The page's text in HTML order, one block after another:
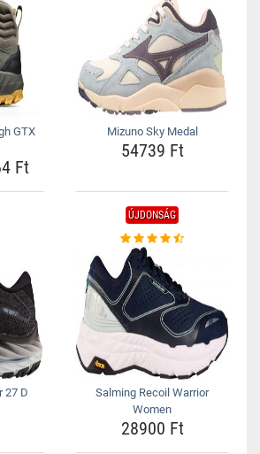
GTX
Ft
Mizuno Sky Medal
54739 Ft
27 D
ÚJDONSÁG
Salming Recoil Warrior
Women
28900 Ft